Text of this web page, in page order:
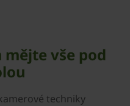
vše pod
techniky